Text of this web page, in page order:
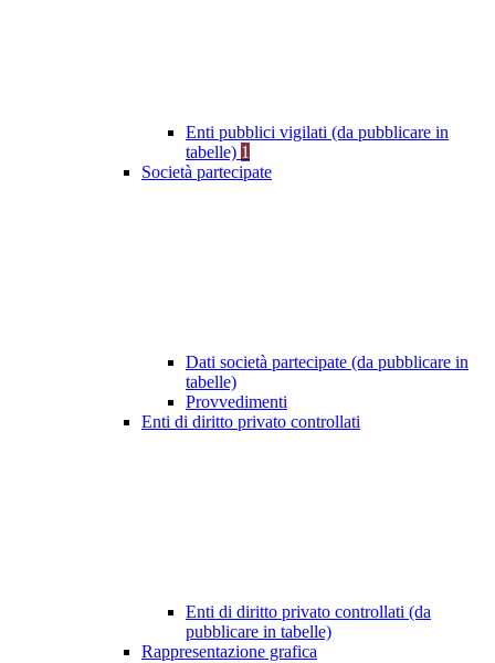
Enti pubblici vigilati (da pubblicare in
tabelle) 1
Società partecipate
Dati società partecipate (da pubblicare in
tabelle)
Provvedimenti
Enti di diritto privato controllati
Enti di diritto privato controllati (da
pubblicare in tabelle)
Rappresentazione grafica